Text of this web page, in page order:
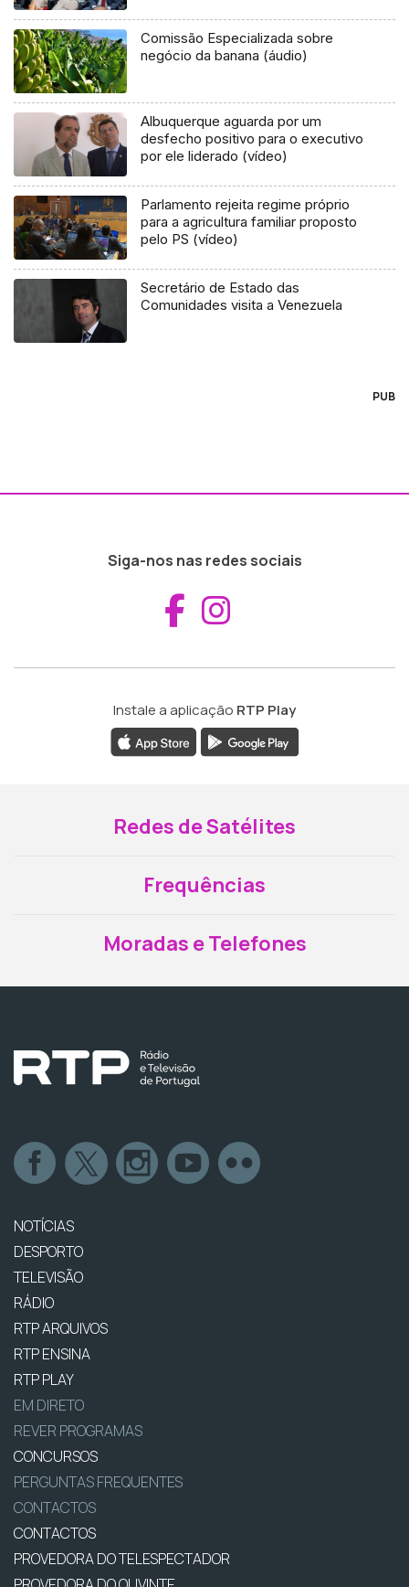
Comissão Especializada sobre
negócio da banana (áudio)
Albuquerque aguarda por um
desfecho positivo para o executivo
por ele liderado (vídeo)
Parlamento rejeita regime próprio
para a agricultura familiar proposto
pelo PS (vídeo)
Secretário de Estado das
Comunidades visita a Venezuela
PUB
Siga-nos nas redes sociais
Aceder ao
Instale a aplicação RTP Play
Redes de Satélites
Frequências
Moradas e Telefones
NOTÍCIAS
DESPORTO
TELEVISÃO
RÁDIO
RTP ARQUIVOS
RTP ENSINA
RTP PLAY
EM DIRETO
REVER PROGRAMAS
CONCURSOS
PERGUNTAS FREQUENTES
CONTACTOS
CONTACTOS
PROVEDORA DO TELESPECTADOR